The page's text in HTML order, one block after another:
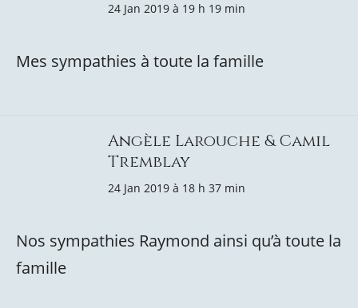
24 Jan 2019 à 19 h 19 min
Mes sympathies à toute la famille
Angèle Larouche & Camil
Tremblay
24 Jan 2019 à 18 h 37 min
Nos sympathies Raymond ainsi qu’à toute la
famille